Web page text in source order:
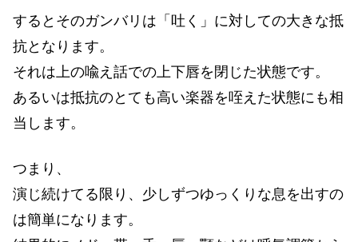
するとそのガンバリは「吐く」に対しての大きな抵
抗となります。
それは上の喩え話での上下唇を閉じた状態です。
あるいは抵抗のとても高い楽器を咥えた状態にも相
当します。
つまり、
演じ続けてる限り、少しずつゆっくりな息を出すの
は簡単になります。